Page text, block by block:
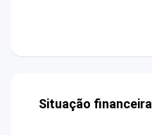
Situação financeira